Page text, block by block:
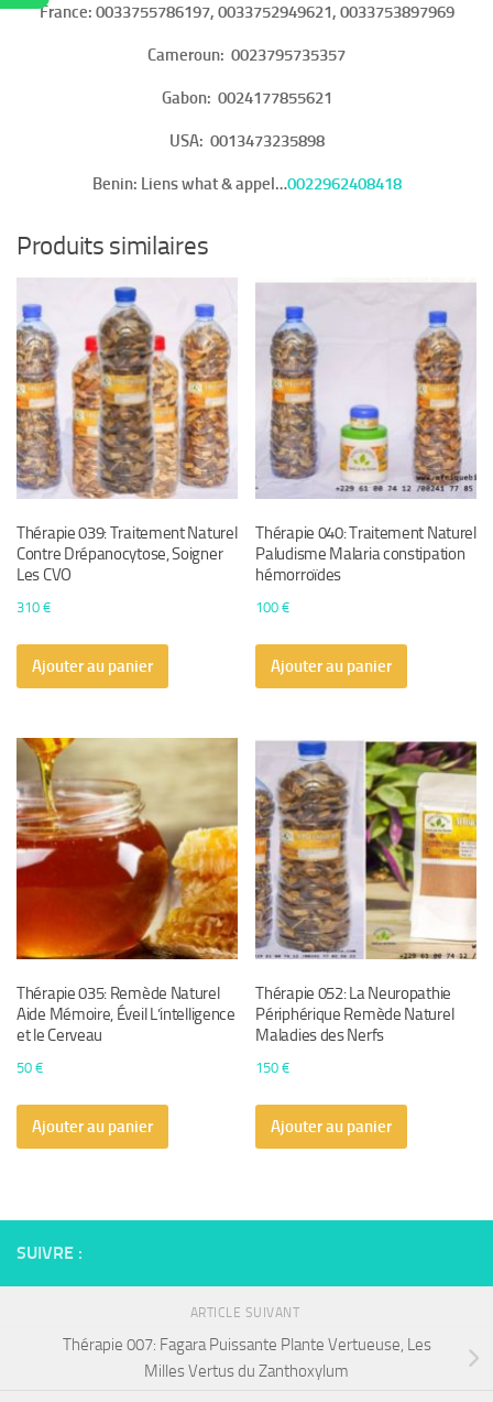
France: 0033755786197, 0033752949621, 0033753897969
Cameroun: 0023795735357
Gabon: 0024177855621
USA: 0013473235898
Benin: Liens what & appel…0022962408418
Produits similaires
Thérapie 039: Traitement Naturel
Contre Drépanocytose, Soigner
Les CVO
310 €
Ajouter au panier
Thérapie 040: Traitement Naturel
Paludisme Malaria constipation
hémorroïdes
100€
Ajouter au panier
Thérapie 035: Remède Naturel
Aide Mémoire, Éveil L’intelligence
et le Cerveau
50 €
Ajouter au panier
Thérapie 052: La Neuropathie
Périphérique Remède Naturel
Maladies des Nerfs
150€
Ajouter au panier
SUIVRE :
ARTICLE SUIVANT
Thérapie 007: Fagara Puissante Plante Vertueuse, Les
Milles Vertus du Zanthoxylum